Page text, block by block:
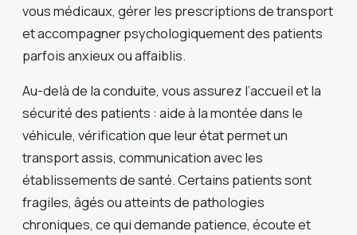
vous médicaux, gérer les prescriptions de transport
et accompagner psychologiquement des patients
parfois anxieux ou affaiblis.
Au-delà de la conduite, vous assurez l’accueil et la
sécurité des patients : aide à la montée dans le
véhicule, vérification que leur état permet un
transport assis, communication avec les
établissements de santé. Certains patients sont
fragiles, âgés ou atteints de pathologies
chroniques, ce qui demande patience, écoute et